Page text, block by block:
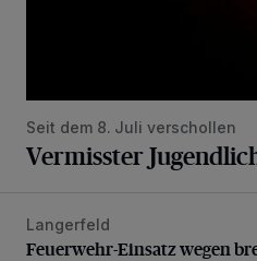
Seit dem 8. Juli verschollen
Vermisster
Feuerwehr-Einsatz wegen
Langerfeld
Feuerwehr-Einsatz wegen